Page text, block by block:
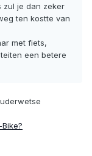
zul je dan zeker
ten kostte van
met fiets,
een betere